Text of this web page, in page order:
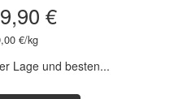
€
€/kg
Lage und besten...